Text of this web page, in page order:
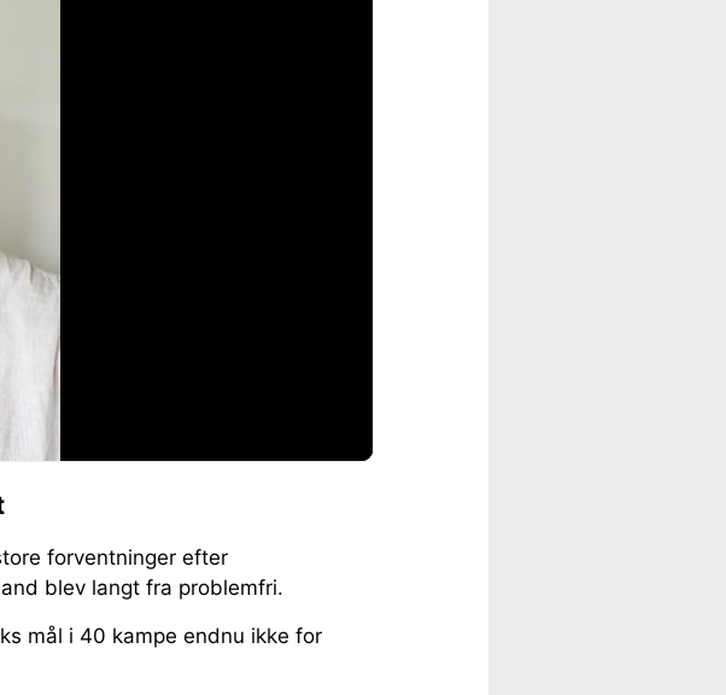
forventninger efter
blev langt fra problemfri.
mål i 40 kampe endnu ikke for